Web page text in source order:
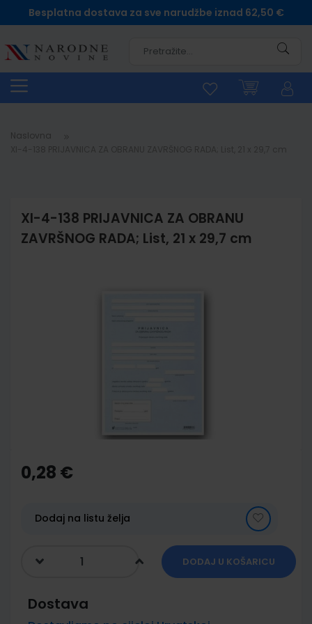
Besplatna dostava za sve narudžbe iznad 62,50 €
Naslovna
XI-4-138 PRIJAVNICA ZA OBRANU
ZAVRŠNOG RADA; List, 21 x 29,7 cm
the
beginning
gallery
0,28 €
Dodaj na listu želja
DODAJ U KOŠARICU
Dostava